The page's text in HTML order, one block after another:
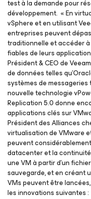
test à la demande pour
développement. « En
vSphere et en utilisant
entreprises peuvent
traditionnelle et accéder
fiables de leurs
Président & CEO de
de données telles
systèmes de messageries
nouvelle technologie
Replication 5.0 donne
applications clés sur
Président des Alliances
virtualisation de VMware
peuvent
datacenter et la
une VM à partir d’un
sauvegarde, et en créant
VMs peuvent être
les innovations suivantes :